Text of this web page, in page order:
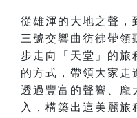
從雄渾的大地之聲，
三號交響曲彷彿帶領
步走向「天堂」的旅
的方式，帶領大家走
透過豐富的聲響、龐
入，構築出這美麗